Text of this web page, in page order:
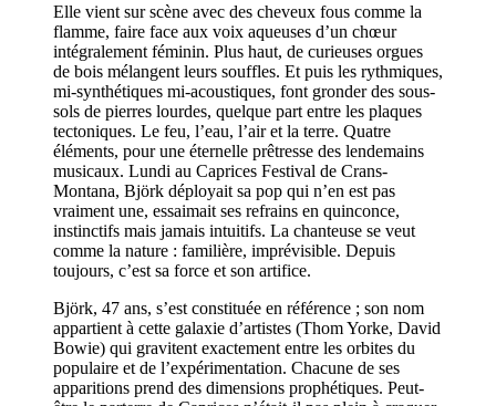
Elle vient sur scène avec des cheveux fous comme la
flamme, faire face aux voix aqueuses d’un chœur
intégralement féminin. Plus haut, de curieuses orgues
de bois mélangent leurs souffles. Et puis les rythmiques,
mi-synthétiques mi-acoustiques, font gronder des sous-
sols de pierres lourdes, quelque part entre les plaques
tectoniques. Le feu, l’eau, l’air et la terre. Quatre
éléments, pour une éternelle prêtresse des lendemains
musicaux. Lundi au Caprices Festival de Crans-
Montana, Björk déployait sa pop qui n’en est pas
vraiment une, essaimait ses refrains en quinconce,
instinctifs mais jamais intuitifs. La chanteuse se veut
comme la nature : familière, imprévisible. Depuis
toujours, c’est sa force et son artifice.
Björk, 47 ans, s’est constituée en référence ; son nom
appartient à cette galaxie d’artistes (Thom Yorke, David
Bowie) qui gravitent exactement entre les orbites du
populaire et de l’expérimentation. Chacune de ses
apparitions prend des dimensions prophétiques. Peut-